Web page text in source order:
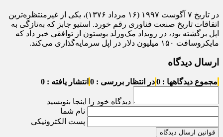
در تاریخ ۷ آگوست ۱۹۹۷ (۱۶ مرداد ۱۳۷۶)، یکی از غیرمنتظره‌ترین
اتفاقات تاریخ صنعت فناوری رقم خورد. استیو جابز که به‌تازگی به
اپل برگشته بود، در رویداد مک‌ورلد بوستون از توافقی خبر داد که
مایکروسافت ۱۵۰ میلیون دلار در اپل سرمایه‌گذاری می‌کند.
ارسال دیدگاه
مجموع دیدگاهها : 0 در انتظار بررسی : 0 انتشار یافته : 0
دیدگاه خود را اینجا بنویسید
نام شما
پست الکترونیکی
قوانین ارسال دیدگاه